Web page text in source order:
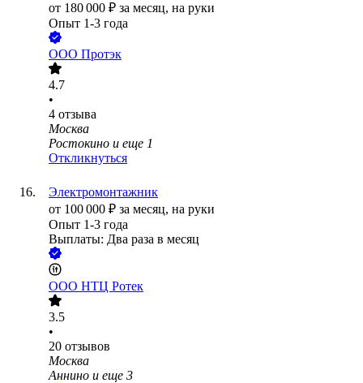
от 180 000 ₽ за месяц, на руки
Опыт 1-3 года
ООО Протэк
4.7
•
4 отзыва
Москва
Ростокино и еще 1
Откликнуться
Электромонтажник
от 100 000 ₽ за месяц, на руки
Опыт 1-3 года
Выплаты: Два раза в месяц
ООО НТЦ Ротек
3.5
•
20 отзывов
Москва
Аннино и еще 3